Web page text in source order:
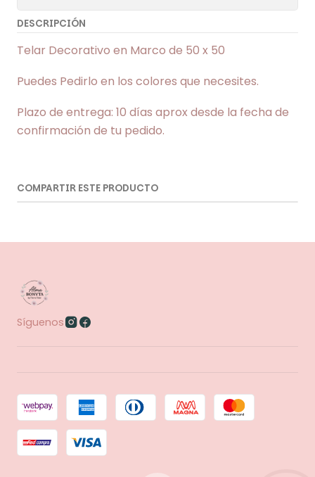
DESCRIPCIÓN
Telar Decorativo en Marco de 50 x 50
Puedes Pedirlo en los colores que necesites.
Plazo de entrega: 10 días aprox desde la fecha de
confirmación de tu pedido.
COMPARTIR ESTE PRODUCTO
Síguenos